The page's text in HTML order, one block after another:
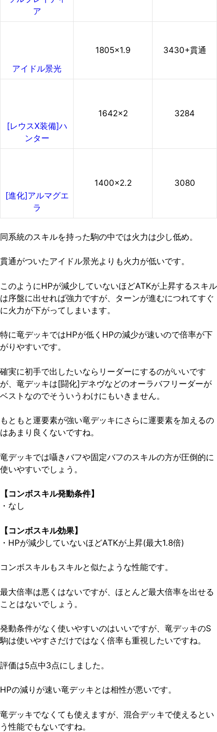
ア
アイドル景光
1805×1.9 3430+貫通
[レウスX装備]ハ
ンター
1642×2 3284
[進化]アルマグエ
ラ
1400×2.2 3080
同系統のスキルを持った駒の中では火力は少し低め。
貫通がついたアイドル景光よりも火力が低いです。
このようにHPが減少していないほどATKが上昇するスキル
は序盤に出せれば強力ですが、ターンが進むにつれてすぐ
に火力が下がってしまいます。
特に竜デッキではHPが低くHPの減少が速いので倍率が下
がりやすいです。
確実に初手で出したいならリーダーにするのがいいです
が、竜デッキは[闘化]デネヴなどのオーラバフリーダーが
ベストなのでそういうわけにもいきません。
もともと運要素が強い竜デッキにさらに運要素を加えるの
はあまり良くないですね。
竜デッキでは囁きバフや固定バフのスキルの方が圧倒的に
使いやすいでしょう。
【コンボスキル発動条件】
・なし
【コンボスキル効果】
・HPが減少していないほどATKが上昇(最大1.8倍)
コンボスキルもスキルと似たような性能です。
最大倍率は悪くはないですが、ほとんど最大倍率を出せる
ことはないでしょう。
発動条件がなく使いやすいのはいいですが、竜デッキのS
駒は使いやすさだけではなく倍率も重視したいですね。
評価は5点中3点にしました。
HPの減りが速い竜デッキとは相性が悪いです。
竜デッキでなくても使えますが、混合デッキで使えるとい
う性能でもないですね。